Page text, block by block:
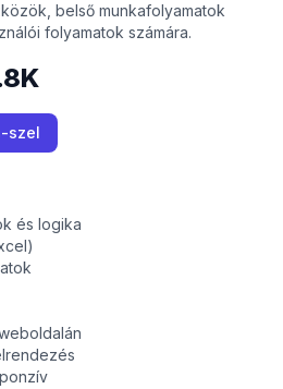
belső munkafolyamatok
folyamatok számára.
szel
és logika